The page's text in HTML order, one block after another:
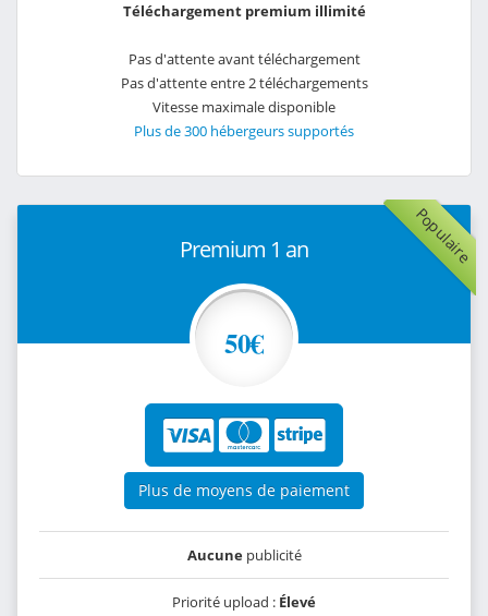
Téléchargement premium illimité
Pas d'attente avant téléchargement
Pas d'attente entre 2 téléchargements
Vitesse maximale disponible
Plus de 300 hébergeurs supportés
Populaire
Premium 1 an
50€
Plus de moyens de paiement
Aucunepublicité
Priorité upload : Élevé